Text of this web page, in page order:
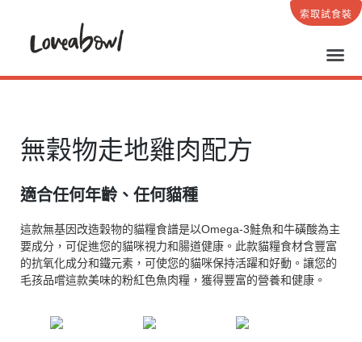
索取試食裝
無穀物走地雞肉配方
適合任何年齡、任何貓種
這款無基因改造穀物的貓糧食譜是以Omega-3鮭魚和牛磺酸為主
要成分，可促進您的貓咪視力和腸道健康。此款貓糧食材含豐富
的抗氧化成分和鐵元素，可使您的貓咪保持活躍和好動。讓您的
毛孩品嚐這款美味的粉紅色魚肉糧，獲得豐富的營養和健康。